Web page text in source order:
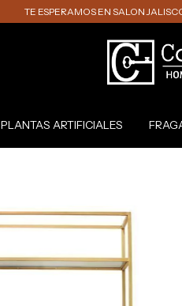
TE ESPERAMOS EN SALON
PLANTAS ARTIFICIALES